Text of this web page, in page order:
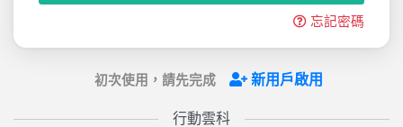
忘記密碼
初次使用，請先完成 新用戶啟用
行動雲科